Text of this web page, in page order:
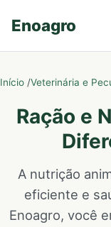
Enoagro
Início Veterinária e
Ração e
A nutrição
eficiente e
Enoagro, você